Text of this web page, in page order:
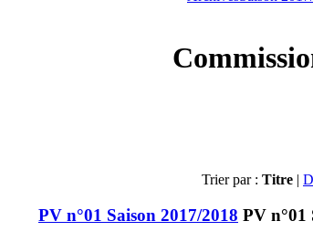
Trier par : Titre |
PV n°01 Saison 2017/2018